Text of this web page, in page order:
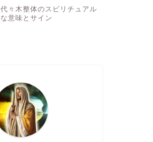
代々木整体のスピリチュアル
な意味とサイン